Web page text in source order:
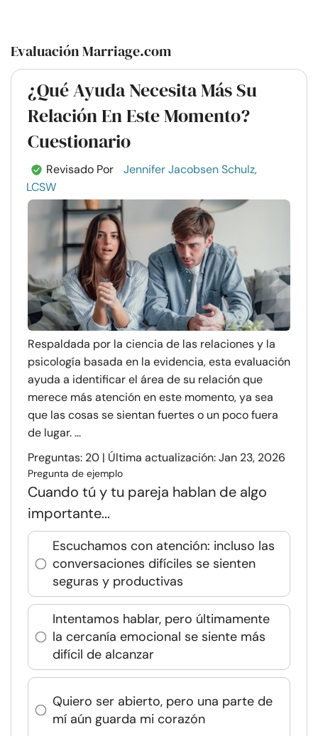
Evaluación Marriage.com
¿Qué Ayuda Necesita Más Su
Relación En Este Momento?
Cuestionario
Revisado Por
Jennifer Jacobsen Schulz,
LCSW
Respaldada por la ciencia de las relaciones y la
psicología basada en la evidencia, esta evaluación
ayuda a identificar el área de su relación que
merece más atención en este momento, ya sea
que las cosas se sientan fuertes o un poco fuera
de lugar. ...
Preguntas: 20 | Última actualización: Jan 23, 2026
Pregunta de ejemplo
Cuando tú y tu pareja hablan de algo
importante...
Escuchamos con atención: incluso las
conversaciones difíciles se sienten
seguras y productivas
Intentamos hablar, pero últimamente
la cercanía emocional se siente más
difícil de alcanzar
Quiero ser abierto, pero una parte de
mí aún guarda mi corazón